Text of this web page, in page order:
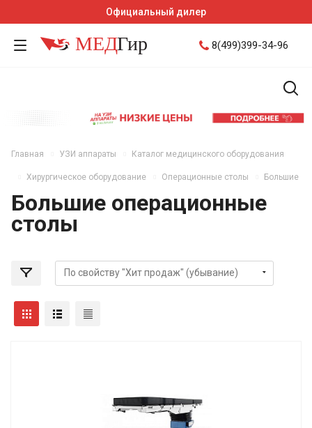
Официальный дилер
8(499)399-34-96
Главная УЗИ аппараты Каталог медицинского оборудования
Хирургическое оборудование Операционные столы Большие
Большие операционные
столы